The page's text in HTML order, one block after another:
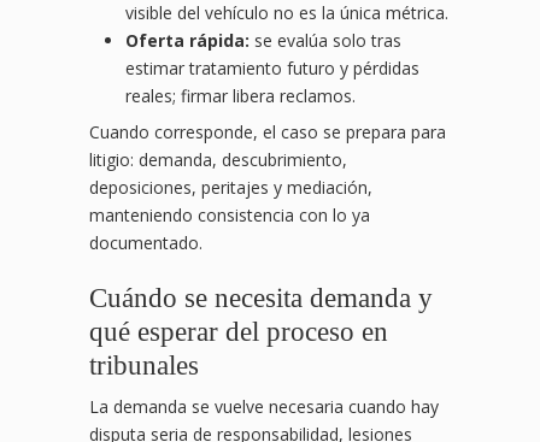
visible del vehículo no es la única métrica.
Oferta rápida: se evalúa solo tras
estimar tratamiento futuro y pérdidas
reales; firmar libera reclamos.
Cuando corresponde, el caso se prepara para
litigio: demanda, descubrimiento,
deposiciones, peritajes y mediación,
manteniendo consistencia con lo ya
documentado.
Cuándo se necesita demanda y
qué esperar del proceso en
tribunales
La demanda se vuelve necesaria cuando hay
disputa seria de responsabilidad, lesiones